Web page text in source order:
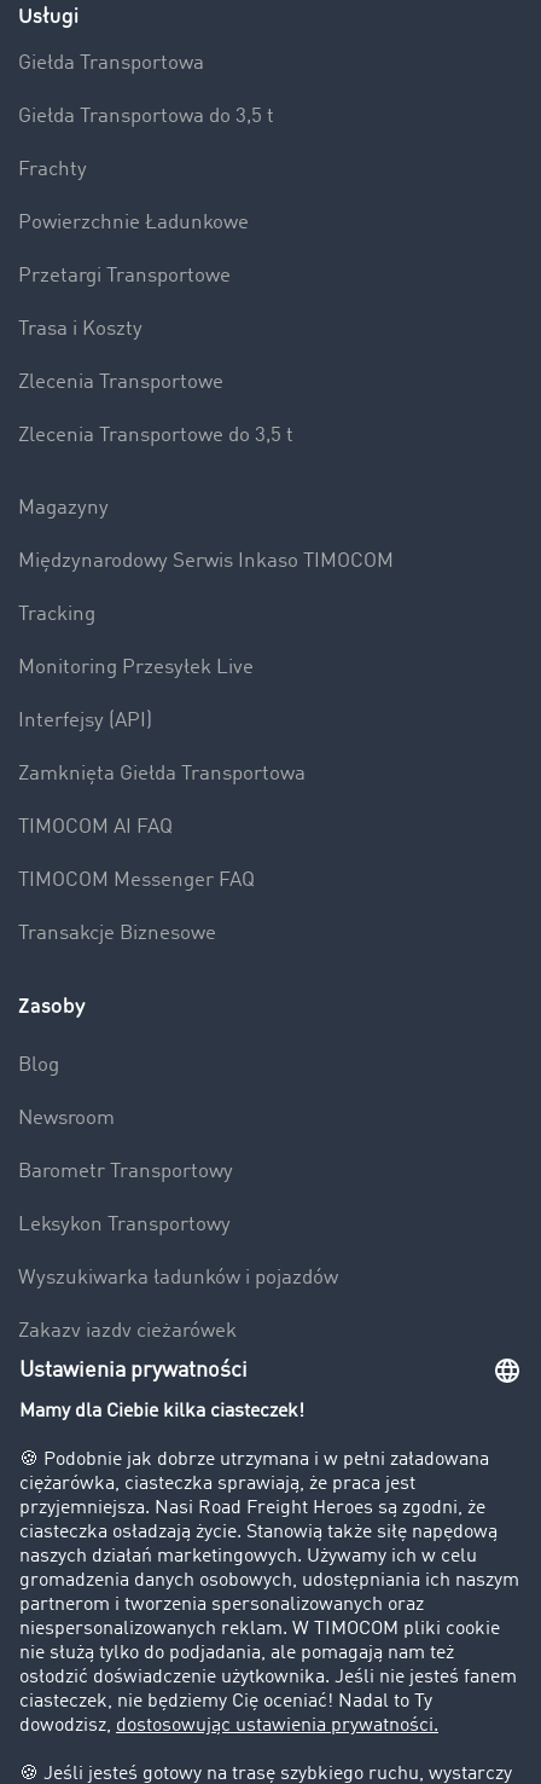
Usługi
Giełda Transportowa
Giełda Transportowa do 3,5 t
Frachty
Powierzchnie Ładunkowe
Przetargi Transportowe
Trasa i Koszty
Zlecenia Transportowe
Zlecenia Transportowe do 3,5 t
Magazyny
Międzynarodowy Serwis Inkaso TIMOCOM
Tracking
Monitoring Przesyłek Live
Interfejsy (API)
Zamknięta Giełda Transportowa
TIMOCOM AI FAQ
TIMOCOM Messenger FAQ
Transakcje Biznesowe
Zasoby
Blog
Newsroom
Barometr Transportowy
Leksykon Transportowy
Wyszukiwarka ładunków i pojazdów
Zakazy jazdy ciężarówek
Bezpieczeństwo
Firma
Historie sukcesu
Klienci pozyskują nowych klientów
Informacje prawne
Impressum
OWU